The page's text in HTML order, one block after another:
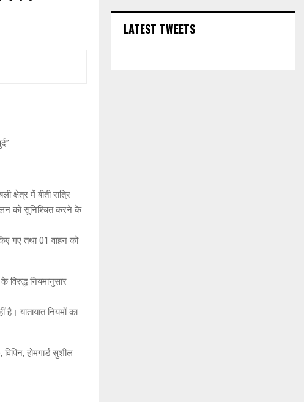
क्षेत्र में बीती रात्रि
को सुनिश्चित करने के
गए तथा 01 वाहन को
नियमानुसार
है। यातायात नियमों का
होमगार्ड सुशील
LATEST TWEETS